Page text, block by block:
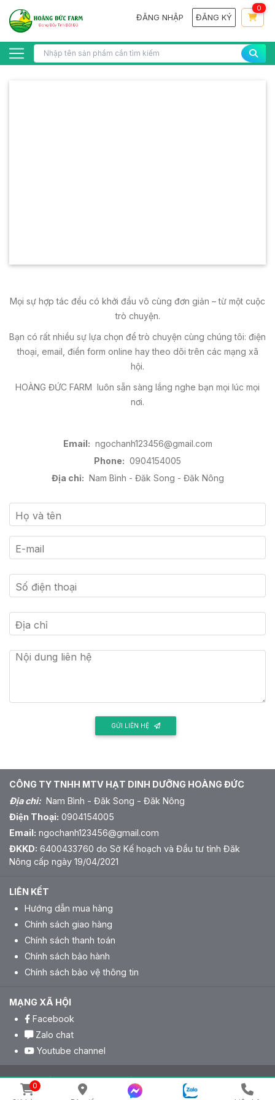
ĐĂNG NHẬP ĐĂNG KÝ
0
Mọi sự hợp tác đều có khởi đầu vô cùng đơn giản – từ một cuộc
trò chuyện.
Bạn có rất nhiều sự lựa chọn để trò chuyện cùng chúng tôi: điện
thoại, email, điền form online hay theo dõi trên các mạng xã
hội.
HOÀNG ĐỨC FARM luôn sẵn sàng lắng nghe bạn mọi lúc mọi
nơi.
Email: ngochanh123456@gmail.com
Phone: 0904154005
Địa chỉ: Nam Bình - Đăk Song - Đăk Nông
Họ và tên
E-mail
Số điện thoại
Địa chỉ
Nội dung liên hệ
GỬI LIÊN HỆ
CÔNG TY TNHH MTV HẠT DINH DƯỠNG HOÀNG ĐỨC
Địa chỉ:Nam Bình - Đăk Song - Đăk Nông
Điện Thoại: 0904154005
Email: ngochanh123456@gmail.com
ĐKKD: 6400433760 do Sở Kế hoạch và Đầu tư tỉnh Đăk
Nông cấp ngày 19/04/2021
LIÊN KẾT
Hướng dẫn mua hàng
Chính sách giao hàng
Chính sách thanh toán
Chính sách bảo hành
Chính sách bảo vệ thông tin
MẠNG XÃ HỘI
Facebook
Zalo chat
Youtube channel
Bản quyền nội dung thuộc về Công ty TNHH MTV HẠT DINH
DƯỠNG HOÀNG ĐỨC . Bảo lưu toàn quyền.
0